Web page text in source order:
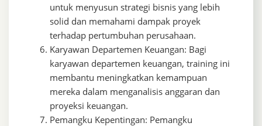
untuk menyusun strategi bisnis yang lebih
solid dan memahami dampak proyek
terhadap pertumbuhan perusahaan.
Karyawan Departemen Keuangan: Bagi
karyawan departemen keuangan, training ini
membantu meningkatkan kemampuan
mereka dalam menganalisis anggaran dan
proyeksi keuangan.
Pemangku Kepentingan: Pemangku